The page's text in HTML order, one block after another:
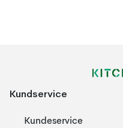
Kundservice
Kundeservice